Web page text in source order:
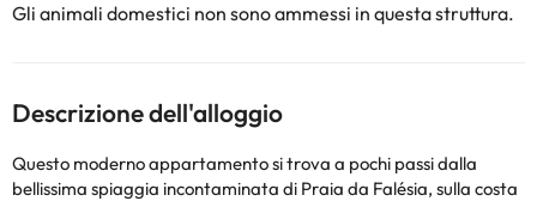
Gli animali domestici non sono ammessi in questa struttura.
Descrizione dell'alloggio
Questo moderno appartamento si trova a pochi passi dalla
bellissima spiaggia incontaminata di Praia da Falésia, sulla costa